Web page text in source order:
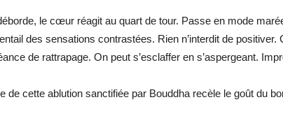
le cœur réagit au quart de tour. Passe en mode
des sensations contrastées. Rien n’interdit de
de rattrapage. On peut s’esclaffer en s’aspergeant.
de cette ablution sanctifiée par Bouddha recèle le goût du